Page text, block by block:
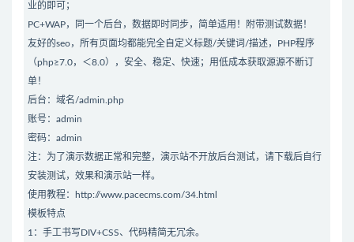
业的即可；
PC+WAP，同一个后台，数据即时同步，简单适用！附带测试数据！
友好的seo，所有页面均都能完全自定义标题/关键词/描述，PHP程序
（php≥7.0，＜8.0），安全、稳定、快速；用低成本获取源源不断订
单！
后台：域名/admin.php
账号：admin
密码：admin
注：为了演示数据正常和完整，演示站不开放后台测试，请下载后自行
安装测试，效果和演示站一样。
使用教程：
http://www.pacecms.com/34.html
模板特点
1：手工书写DIV+CSS、代码精简无冗余。